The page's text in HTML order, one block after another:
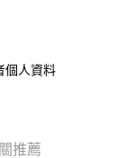
電洽0977103621)
個人資料
推薦